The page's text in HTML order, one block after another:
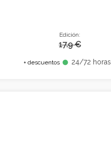
Edición:
17.9 €
+ descuentos fiber_manual_record 24/72 horas